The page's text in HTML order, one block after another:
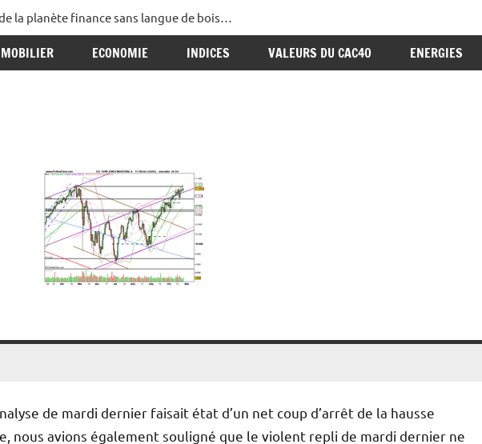
la planète finance sans langue de bois…
ECONOMIE INDICES VALEURS DU CAC40 ENERGIES
de mardi dernier faisait état d’un net coup d’arrêt de la hausse
nous avions également souligné que le violent repli de mardi dernier ne